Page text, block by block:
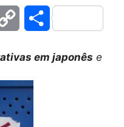
y
L
分
em japonês e